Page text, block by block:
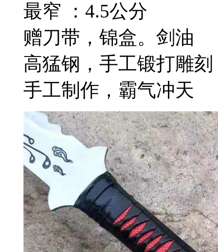
最窄 ：4.5公分
赠刀带，锦盒。剑油
高猛钢，手工锻打雕
手工制作，霸气冲天